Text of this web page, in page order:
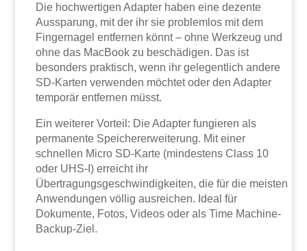
Die hochwertigen Adapter haben eine dezente
Aussparung, mit der ihr sie problemlos mit dem
Fingernagel entfernen könnt – ohne Werkzeug und
ohne das MacBook zu beschädigen. Das ist
besonders praktisch, wenn ihr gelegentlich andere
SD-Karten verwenden möchtet oder den Adapter
temporär entfernen müsst.
Ein weiterer Vorteil: Die Adapter fungieren als
permanente Speichererweiterung. Mit einer
schnellen Micro SD-Karte (mindestens Class 10
oder UHS-I) erreicht ihr
Übertragungsgeschwindigkeiten, die für die meisten
Anwendungen völlig ausreichen. Ideal für
Dokumente, Fotos, Videos oder als Time Machine-
Backup-Ziel.